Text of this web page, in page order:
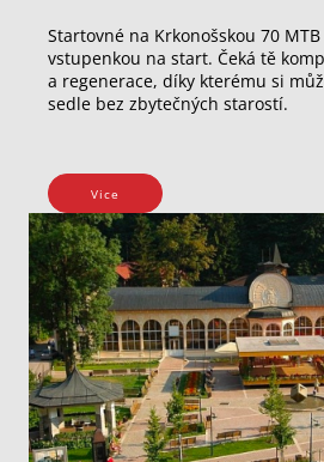
Startovné na Krkonošskou 70
vstupenkou na start. Čeká tě
a regenerace, díky kterému si
sedle bez zbytečných starostí.
Vice